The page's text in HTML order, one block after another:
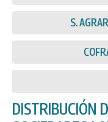
S.
DISTRIBUCIÓN